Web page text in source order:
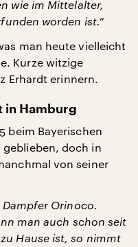
wie im Mittelalter,
worden ist.“
man heute vielleicht
Kurze witzige
Erhardt erinnern.
in Hamburg
beim Bayerischen
doch in
von seiner
Dampfer Orinoco.
man auch schon seit
Hause ist, so nimmt